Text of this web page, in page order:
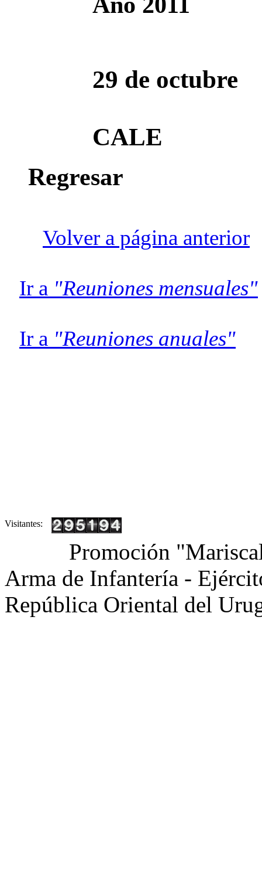
29 de octubre
CALE
Regresar
Volver a página anterior
Ir a "Reuniones mensuales"
Ir a "Reuniones anuales"
Visitantes:
Promoción
Arma de Infantería -
República Oriental del